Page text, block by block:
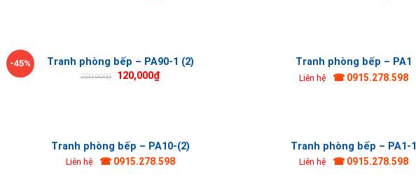
-45% Tranh phòng bếp – PA90-1 (2)
220,000₫ 120,000₫
Tranh phòng bếp – PA1
Liên hệ ☎ 0915.278.598
Tranh phòng bếp – PA10-(2)
Liên hệ ☎ 0915.278.598
Tranh phòng bếp – PA1-1
Liên hệ ☎ 0915.278.598